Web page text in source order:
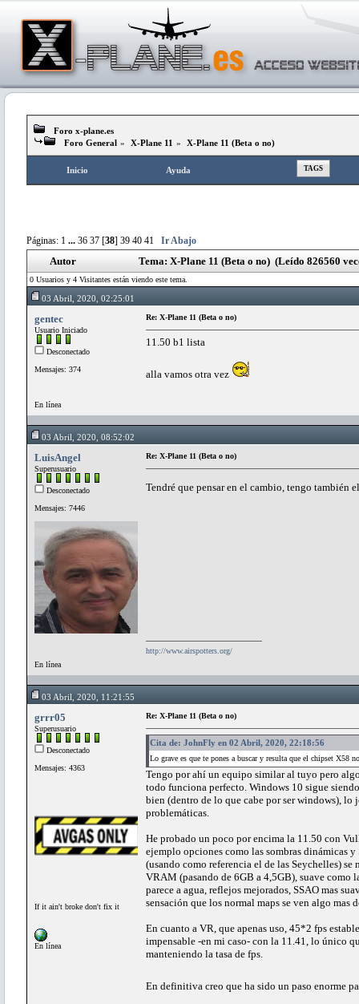
Foro x-plane.es
Foro General » X-Plane 11 » X-Plane 11 (Beta o no)
Inicio Ayuda TAGS
Páginas: 1 ... 36 37 [38] 39 40 41 Ir Abajo
Autor Tema: X-Plane 11 (Beta o no) (Leído 826560
0 Usuarios y 4 Visitantes están viendo este tema.
03 Abril, 2020, 02:25:01
gentec
Usuario Iniciado
Desconectado
Mensajes: 374
En línea
Re: X-Plane 11 (Beta o no)
11.50 b1 lista
alla vamos otra vez
03 Abril, 2020, 08:52:02
LuisAngel
Superusuario
Desconectado
Mensajes: 7446
En línea
Re: X-Plane 11 (Beta o no)
Tendré que pensar en el cambio, tengo también
http://www.airspotters.org/
03 Abril, 2020, 11:21:55
grrr05
Superusuario
Desconectado
Mensajes: 4363
If it ain't broke don't fix it
En línea
Re: X-Plane 11 (Beta o no)
Cita de: JohnFly en 02 Abril, 2020, 22:18:56
Lo grave es que te pones a buscar y resulta que el chipset X58
Tengo por ahí un equipo similar al tuyo pero
todo funciona perfecto. Windows 10 sigue
bien (dentro de lo que cabe por ser windows), lo
problemáticas.
He probado un poco por encima la 11.50 con
ejemplo opciones como las sombras dinámicas
(usando como referencia el de las Seychelles)
VRAM (pasando de 6GB a 4,5GB), suave como
parece a agua, reflejos mejorados, SSAO mas
sensación que los normal maps se ven algo
En cuanto a VR, que apenas uso, 45*2 fps
impensable -en mi caso- con la 11.41, lo único
manteniendo la tasa de fps.
En definitiva creo que ha sido un paso enorme